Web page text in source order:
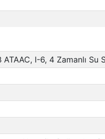
ATAAC, I-6, 4 Zamanlı Su